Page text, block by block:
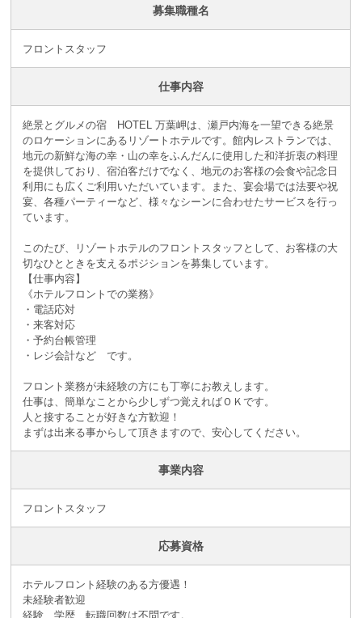
募集職種名
フロントスタッフ
仕事内容
絶景とグルメの宿 HOTEL 万葉岬は、瀬戸内海を一望できる絶景
のロケーションにあるリゾートホテルです。館内レストランでは、
地元の新鮮な海の幸・山の幸をふんだんに使用した和洋折衷の料理
を提供しており、宿泊客だけでなく、地元のお客様の会食や記念日
利用にも広くご利用いただいています。また、宴会場では法要や祝
宴、各種パーティーなど、様々なシーンに合わせたサービスを行っ
ています。
このたび、リゾートホテルのフロントスタッフとして、お客様の大
切なひとときを支えるポジションを募集しています。
【仕事内容】
《ホテルフロントでの業務》
・電話応対
・来客対応
・予約台帳管理
・レジ会計など です。
フロント業務が未経験の方にも丁寧にお教えします。
仕事は、簡単なことから少しずつ覚えればＯＫです。
人と接することが好きな方歓迎！
まずは出来る事からして頂きますので、安心してください。
事業内容
フロントスタッフ
応募資格
ホテルフロント経験のある方優遇！
未経験者歓迎
経験、学歴、転職回数は不問です。